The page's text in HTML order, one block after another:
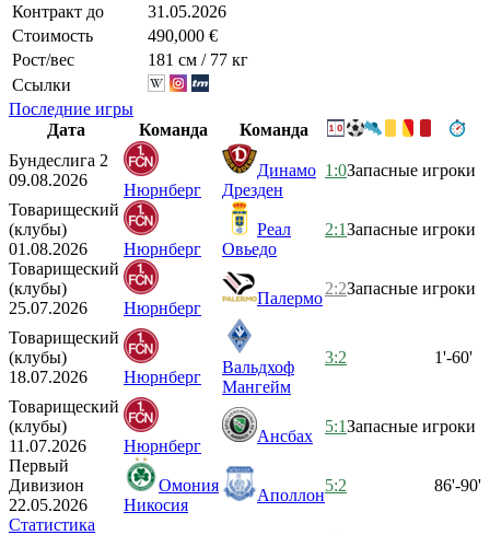
Контракт до
31.05.2026
Стоимость
490,000 €
Рост/вес
181 см / 77 кг
Ссылки
Последние игры
Дата
Команда
Команда
Бундеслига 2
09.08.2026
Нюрнберг
Динамо
Дрезден
1:0Запасные игроки
Товарищеский
(клубы)
01.08.2026
Нюрнберг
Реал
Овьедо
2:1Запасные игроки
Товарищеский
(клубы)
25.07.2026
Нюрнберг
Палермо
2:2Запасные игроки
Товарищеский
(клубы)
18.07.2026
Нюрнберг
Вальдхоф
Мангейм
3:2 1'-60'
Товарищеский
(клубы)
11.07.2026
Нюрнберг
Ансбах
5:1Запасные игроки
Первый
Дивизион
22.05.2026
Омония
Никосия
Аполлон
5:2 86'-90'
Статистика